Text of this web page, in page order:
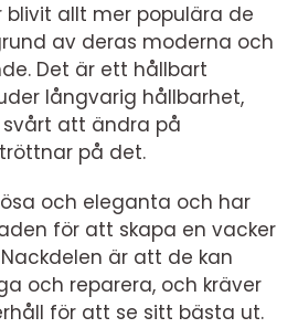
blivit allt mer populära de
av deras moderna och
Det är ett hållbart
långvarig hållbarhet,
att ändra på
på det.
och eleganta och har
för att skapa en vacker
är att de kan
och reparera, och kräver
för att se sitt bästa ut.